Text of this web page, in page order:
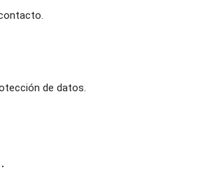
de datos.